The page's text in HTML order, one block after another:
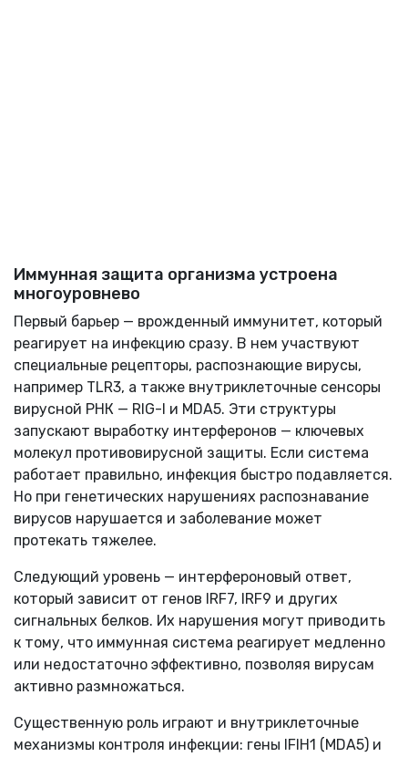
Иммунная защита организма устроена
многоуровнево
Первый барьер — врожденный иммунитет, который
реагирует на инфекцию сразу. В нем участвуют
специальные рецепторы, распознающие вирусы,
например TLR3, а также внутриклеточные сенсоры
вирусной РНК — RIG-I и MDA5. Эти структуры
запускают выработку интерферонов — ключевых
молекул противовирусной защиты. Если система
работает правильно, инфекция быстро подавляется.
Но при генетических нарушениях распознавание
вирусов нарушается и заболевание может
протекать тяжелее.
Следующий уровень — интерфероновый ответ,
который зависит от генов IRF7, IRF9 и других
сигнальных белков. Их нарушения могут приводить
к тому, что иммунная система реагирует медленно
или недостаточно эффективно, позволяя вирусам
активно размножаться.
Существенную роль играют и внутриклеточные
механизмы контроля инфекции: гены IFIH1 (MDA5) и